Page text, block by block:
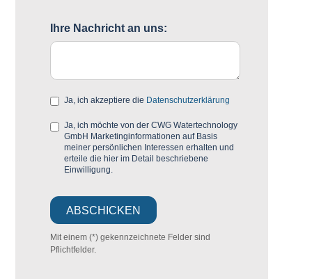
Ihre Nachricht an uns:
Ja, ich akzeptiere die Datenschutzerklärung
Ja, ich möchte von der CWG Watertechnology
GmbH Marketinginformationen auf Basis
meiner persönlichen Interessen erhalten und
erteile die hier im Detail beschriebene
Einwilligung.
Mit einem (*) gekennzeichnete Felder sind
Pflichtfelder.